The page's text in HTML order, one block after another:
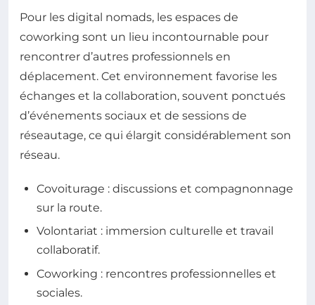
Pour les digital nomads, les espaces de
coworking sont un lieu incontournable pour
rencontrer d’autres professionnels en
déplacement. Cet environnement favorise les
échanges et la collaboration, souvent ponctués
d’événements sociaux et de sessions de
réseautage, ce qui élargit considérablement son
réseau.
Covoiturage : discussions et compagnonnage
sur la route.
Volontariat : immersion culturelle et travail
collaboratif.
Coworking : rencontres professionnelles et
sociales.